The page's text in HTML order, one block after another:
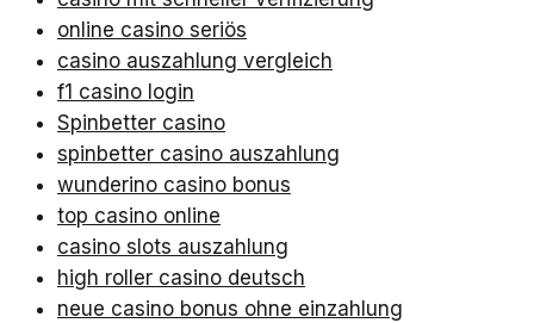
online casino seriös
casino auszahlung vergleich
f1 casino login
Spinbetter casino
spinbetter casino auszahlung
wunderino casino bonus
top casino online
casino slots auszahlung
high roller casino deutsch
neue casino bonus ohne einzahlung